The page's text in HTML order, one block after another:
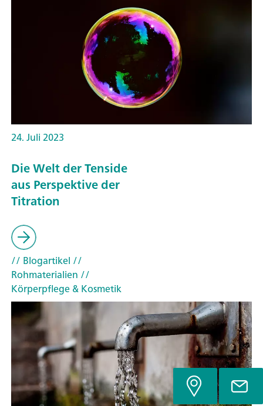
24. Juli 2023
Die Welt der Tenside
aus Perspektive der
Titration
// Blogartikel //
Rohmaterialien //
Körperpflege & Kosmetik